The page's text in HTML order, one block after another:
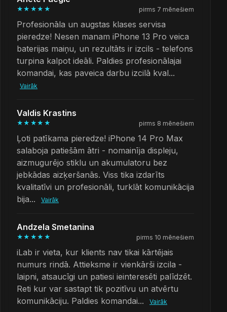
★★★★★ pirms 7 mēnešiem
Profesionāla un augstas klases servisa
pieredze! Nesen manam iPhone 13 Pro veica
baterijas maiņu, un rezultāts ir izcils - telefons
turpina kalpot ideāli. Paldies profesionālajai
komandai, kas paveica darbu izcilā kval...
Vairāk
Valdis Krastins
★★★★★ pirms 8 mēnešiem
Ļoti patīkama pieredze! iPhone 14 Pro Max
salaboja patiešām ātri - nomainīja displeju,
aizmugurējo stiklu un akumulatoru bez
jebkādas aizķeršanās. Viss tika izdarīts
kvalitatīvi un profesionāli, turklāt komunikācija
bija...
Vairāk
Andzela Smetanina
★★★★★ pirms 10 mēnešiem
iLab ir vieta, kur klients nav tikai kārtējais
numurs rindā. Attieksme ir vienkārši izcila -
laipni, atsaucīgi un patiesi ieinteresēti palīdzēt.
Reti kur var sastapt tik pozitīvu un atvērtu
komunikāciju. Paldies komandai...
Vairāk